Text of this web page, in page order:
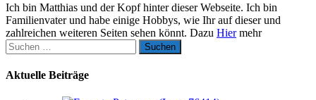
Ich bin Matthias und der Kopf hinter dieser Webseite. Ich bin
Familienvater und habe einige Hobbys, wie Ihr auf dieser und
zahlreichen weiteren Seiten sehen könnt. Dazu Hiermehr
Suchen
nach:
Aktuelle Beiträge